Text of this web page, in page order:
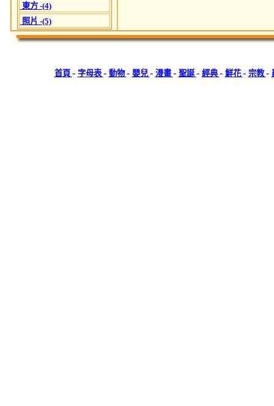
東方 -(4)
照片 -(5)
首頁 - 字母表 - 動物- 嬰兒- 漫畫- 聖誕- 經典- 鮮花- 宗教-